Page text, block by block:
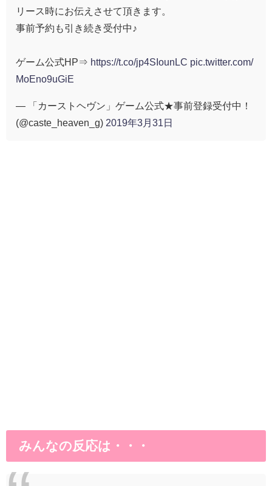
リース時にお伝えさせて頂きます。
事前予約も引き続き受付中♪
ゲーム公式HP⇒ https://t.co/jp4SIounLC pic.twitter.com/
MoEno9uGiE
— 「カーストヘヴン」ゲーム公式★事前登録受付中！
(@caste_heaven_g) 2019年3月31日
みんなの反応は・・・